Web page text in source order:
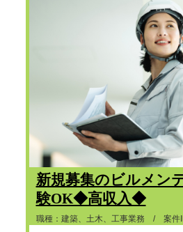
新規募集のビルメン
験OK◆高収入◆
職種：建築、土木、工事業務 / 案件